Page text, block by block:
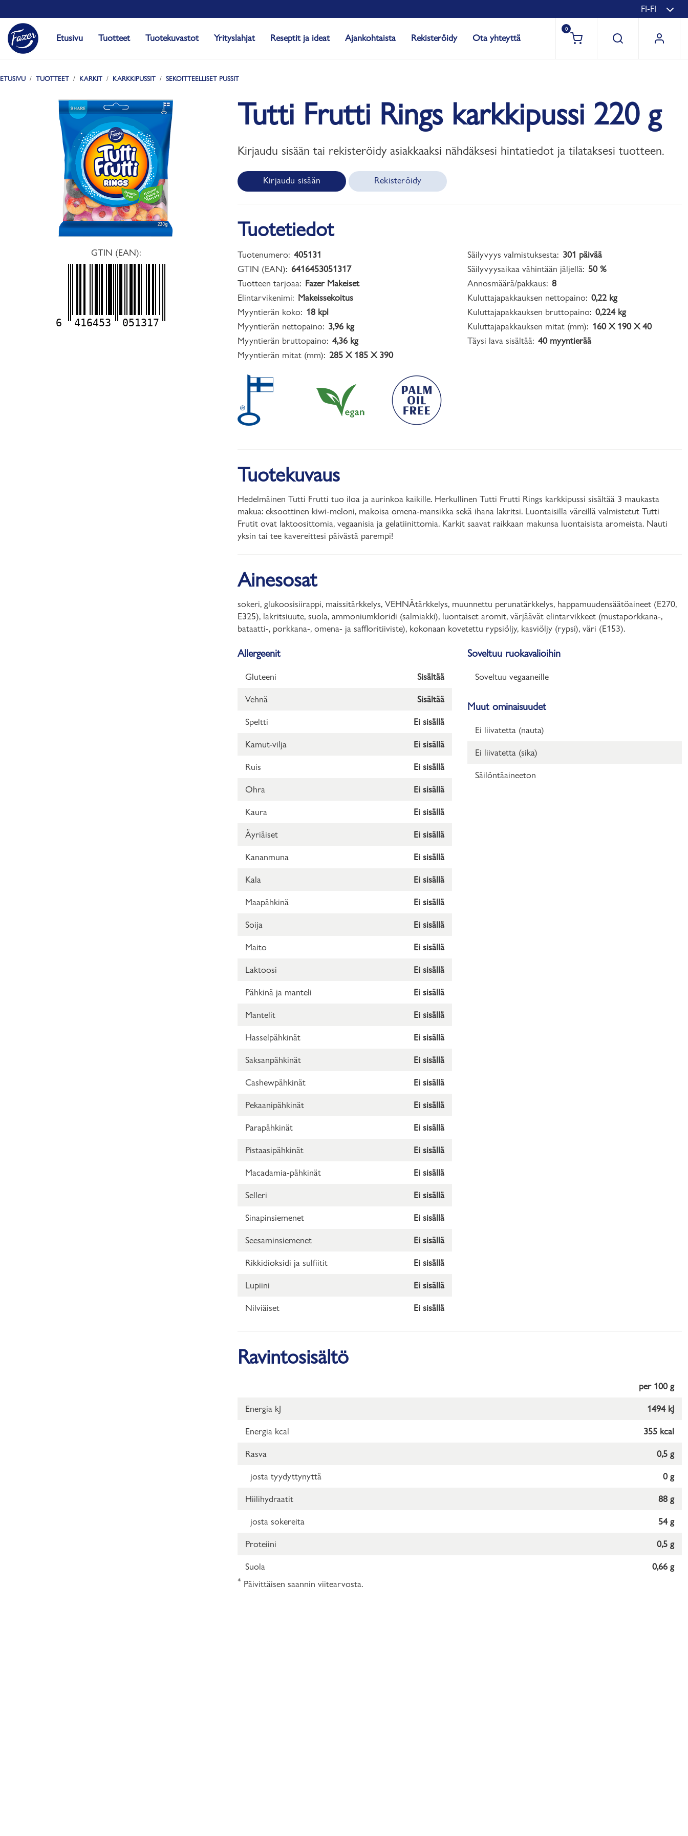
FI-FI
Etusivu Tuotteet Tuotekuvastot Yrityslahjat Reseptit ja ideat Ajankohtaista Rekisteröidy Ota yhteyttä
0
ETUSIVU TUOTTEET KARKIT KARKKIPUSSIT SEKOITTEELLISET PUSSIT
GTIN (EAN):
6 416453 051317
Tutti Frutti Rings karkkipussi 220 g
Kirjaudu sisään tai rekisteröidy asiakkaaksi nähdäksesi hintatiedot ja tilataksesi tuotteen.
Kirjaudu sisään Rekisteröidy
Tuotetiedot
Tuotenumero: 405131
GTIN (EAN): 6416453051317
Tuotteen tarjoaa: Fazer Makeiset
Elintarvikenimi: Makeissekoitus
Myyntierän koko: 18 kpl
Myyntierän nettopaino: 3,96 kg
Myyntierän bruttopaino: 4,36 kg
Myyntierän mitat (mm): 285 X 185 X 390
Säilyvyys valmistuksesta: 301 päivää
Säilyvyysaikaa vähintään jäljellä: 50 %
Annosmäärä/pakkaus: 8
Kuluttajapakkauksen nettopaino: 0,22 kg
Kuluttajapakkauksen bruttopaino: 0,224 kg
Kuluttajapakkauksen mitat (mm): 160 X 190 X 40
Täysi lava sisältää: 40 myyntierää
Tuotekuvaus
Hedelmäinen Tutti Frutti tuo iloa ja aurinkoa kaikille. Herkullinen Tutti Frutti Rings karkkipussi sisältää 3 maukasta
makua: eksoottinen kiwi-meloni, makoisa omena-mansikka sekä ihana lakritsi. Luontaisilla väreillä valmistetut Tutti
Frutit ovat laktoosittomia, vegaanisia ja gelatiinittomia. Karkit saavat raikkaan makunsa luontaisista aromeista. Nauti
yksin tai tee kavereittesi päivästä parempi!
Ainesosat
sokeri, glukoosisiirappi, maissitärkkelys, VEHNÄtärkkelys, muunnettu perunatärkkelys, happamuudensäätöaineet (E270,
E325), lakritsiuute, suola, ammoniumkloridi (salmiakki), luontaiset aromit, värjäävät elintarvikkeet (mustaporkkana-,
bataatti-, porkkana-, omena- ja saffloritiiviste), kokonaan kovetettu rypsiöljy, kasviöljy (rypsi), väri (E153).
Allergeenit
Gluteeni Sisältää
Vehnä Sisältää
Speltti Ei sisällä
Kamut-vilja Ei sisällä
Ruis Ei sisällä
Ohra Ei sisällä
Kaura Ei sisällä
Äyriäiset Ei sisällä
Kananmuna Ei sisällä
Kala Ei sisällä
Maapähkinä Ei sisällä
Soija Ei sisällä
Maito Ei sisällä
Laktoosi Ei sisällä
Pähkinä ja manteli Ei sisällä
Mantelit Ei sisällä
Hasselpähkinät Ei sisällä
Saksanpähkinät Ei sisällä
Cashewpähkinät Ei sisällä
Pekaanipähkinät Ei sisällä
Parapähkinät Ei sisällä
Pistaasipähkinät Ei sisällä
Macadamia-pähkinät Ei sisällä
Selleri Ei sisällä
Sinapinsiemenet Ei sisällä
Seesaminsiemenet Ei sisällä
Rikkidioksidi ja sulfiitit Ei sisällä
Lupiini Ei sisällä
Nilviäiset Ei sisällä
Soveltuu ruokavalioihin
Soveltuu vegaaneille
Muut ominaisuudet
Ei liivatetta (nauta)
Ei liivatetta (sika)
Säilöntäaineeton
Ravintosisältö
per 100 g
Energia kJ 1494 kJ
Energia kcal 355 kcal
Rasva 0,5 g
josta tyydyttynyttä 0 g
Hiilihydraatit 88 g
josta sokereita 54 g
Proteiini 0,5 g
Suola 0,66 g
* Päivittäisen saannin viitearvosta.